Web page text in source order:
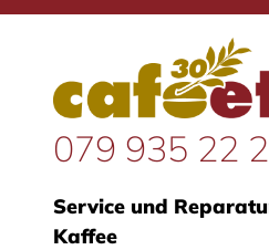
079 935 22
Service und
Kaffee